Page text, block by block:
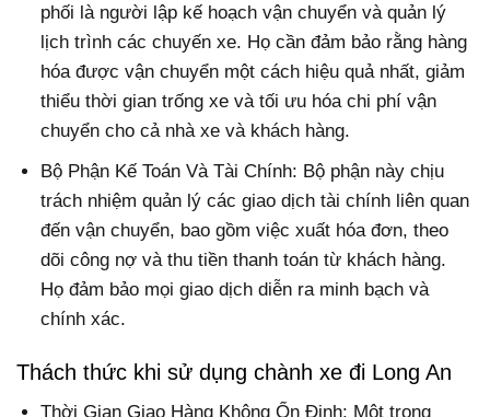
phối là người lập kế hoạch vận chuyển và quản lý
lịch trình các chuyến xe. Họ cần đảm bảo rằng hàng
hóa được vận chuyển một cách hiệu quả nhất, giảm
thiểu thời gian trống xe và tối ưu hóa chi phí vận
chuyển cho cả nhà xe và khách hàng.
Bộ Phận Kế Toán Và Tài Chính: Bộ phận này chịu
trách nhiệm quản lý các giao dịch tài chính liên quan
đến vận chuyển, bao gồm việc xuất hóa đơn, theo
dõi công nợ và thu tiền thanh toán từ khách hàng.
Họ đảm bảo mọi giao dịch diễn ra minh bạch và
chính xác.
Thách thức khi sử dụng chành xe đi Long An
Thời Gian Giao Hàng Không Ổn Định: Một trong